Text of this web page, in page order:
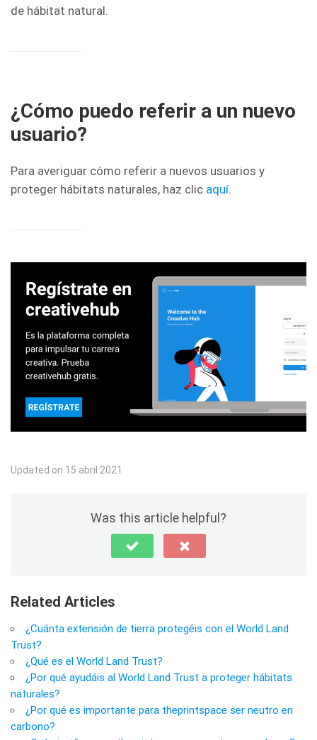
de hábitat natural.
¿Cómo puedo referir a un nuevo
usuario?
Para averiguar cómo referir a nuevos usuarios y
proteger hábitats naturales, haz clic aquí.
Updated on 15 abril 2021
Was this article helpful?
Related Articles
¿Cuánta extensión de tierra protegéis con el World Land
Trust?
¿Qué es el World Land Trust?
¿Por qué ayudáis al World Land Trust a proteger hábitats
naturales?
¿Por qué es importante para theprintspace ser neutro en
carbono?